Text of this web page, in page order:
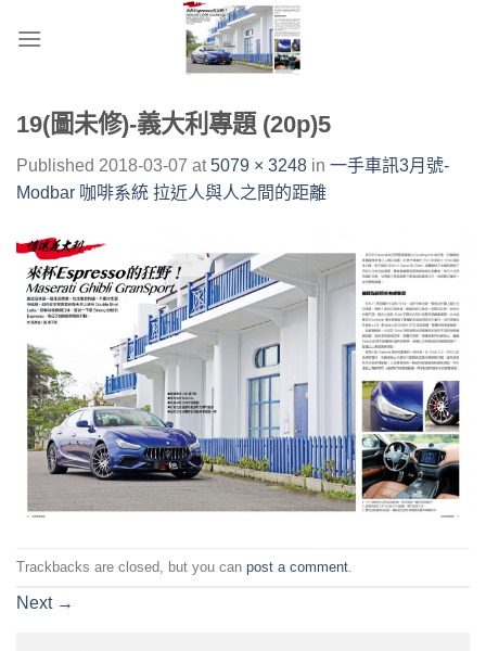
19(圖未修)-義大利專題 (20p)5
Published 2018-03-07 at5079 × 3248 in 一手車訊3月號-
Modbar 咖啡系統 拉近人與人之間的距離
Trackbacks are closed, but you can post a comment
Next →